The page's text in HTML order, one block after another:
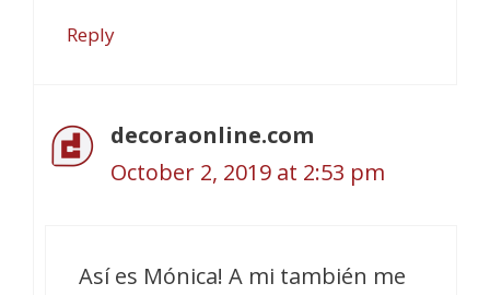
Reply
decoraonline.com
October 2, 2019 at 2:53 pm
Así es Mónica! A mi también me